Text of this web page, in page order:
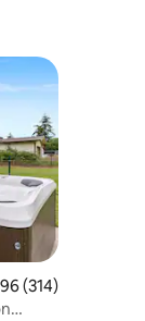
promedio:
(314)